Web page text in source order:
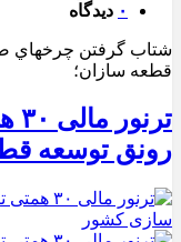
۰ دیدگاه
شتاب گرفتن چرخهاي
قطعه سازان؛
رونق توسعه